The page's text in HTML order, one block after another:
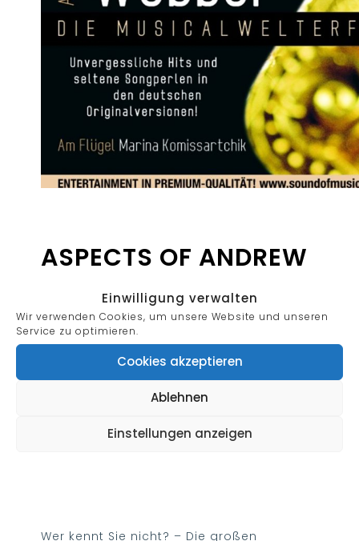
Einwilligung verwalten
Wir verwenden Cookies, um unsere Website und unseren
Service zu optimieren.
Cookies akzeptieren
Ablehnen
Einstellungen anzeigen
ASPECTS OF ANDREW
LLOYD WEBBER – DIE
MUSICALWELTERFOLG
Wer kennt Sie nicht? – Die großen